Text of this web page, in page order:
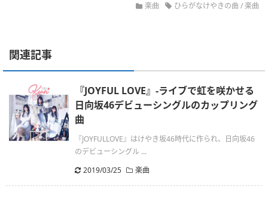
楽曲 ひらがなけやきの曲 /楽曲
関連記事
『JOYFUL LOVE』-ライブで虹を咲かせる
日向坂46デビューシングルのカップリング
曲
『JOYFULLOVE』はけやき坂46時代に作られ、日向坂46
のデビューシングル ...
2019/03/25
楽曲